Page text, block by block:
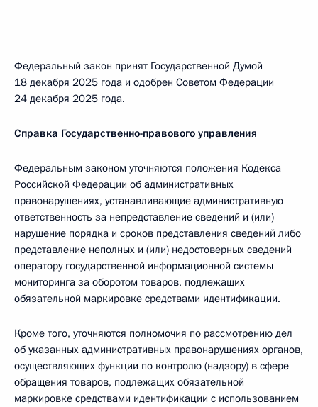
Федеральный закон принят Государственной Думой
18 декабря 2025 года и одобрен Советом Федерации
24 декабря 2025 года.
Справка Государственно-правового управления
Федеральным законом уточняются положения Кодекса
Российской Федерации об административных
правонарушениях, устанавливающие административную
ответственность за непредставление сведений и (или)
нарушение порядка и сроков представления сведений либо
представление неполных и (или) недостоверных сведений
оператору государственной информационной системы
мониторинга за оборотом товаров, подлежащих
обязательной маркировке средствами идентификации.
Кроме того, уточняются полномочия по рассмотрению дел
об указанных административных правонарушениях органов,
осуществляющих функции по контролю (надзору) в сфере
обращения товаров, подлежащих обязательной
маркировке средствами идентификации с использованием